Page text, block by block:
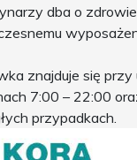
dba o
znajduje się
7:00 – 22:00
przypadkach.